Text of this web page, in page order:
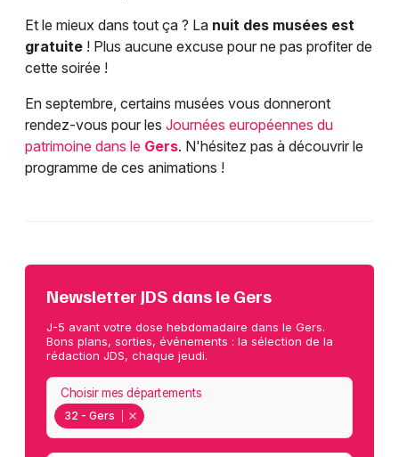
Et le mieux dans tout ça ? La nuit des musées est
gratuite ! Plus aucune excuse pour ne pas profiter de
cette soirée !
En septembre, certains musées vous donneront
rendez-vous pour les Journées européennes du
patrimoine dans le Gers. N'hésitez pas à découvrir le
programme de ces animations !
Newsletter JDS dans le Gers
J-5 avant votre dose hebdomadaire dans le Gers.
Bons plans, sorties, événements : la sélection de la
rédaction JDS, chaque jeudi.
32 - Gers
Choisir mes départements